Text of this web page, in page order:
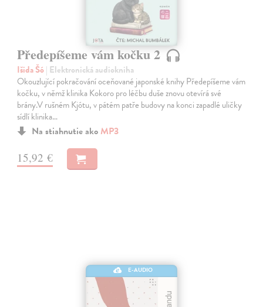
Předepíšeme vám kočku 2
Išida Šó| Elektronická audiokniha
Okouzlující pokračování oceňované japonské knihy Předepíšeme vám
kočku, v němž klinika Kokoro pro léčbu duše znovu otevírá své
brány.V rušném Kjótu, v pátém patře budovy na konci zapadlé uličky
sídlí klinika…
Na stiahnutie ako MP3
15,92 €
E-AUDIO